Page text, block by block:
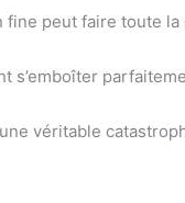
fine peut faire toute
s’emboîter
véritable